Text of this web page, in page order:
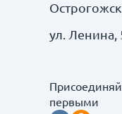
ул. Ленина,
первыми